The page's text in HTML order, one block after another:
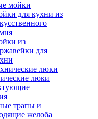
мойки
для кухни из
из
для
люки